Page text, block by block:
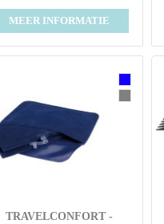
MEER INFORMATIE
TRAVELCONFORT -